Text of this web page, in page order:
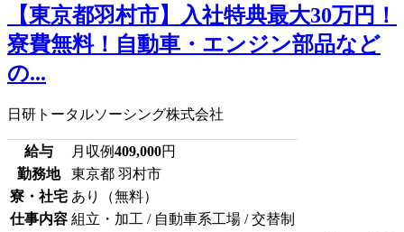
【東京都羽村市】入社特典最大30万円！
寮費無料！自動車・エンジン部品など
の...
日研トータルソーシング株式会社
給与 月収例409,000円
勤務地
東京都 羽村市
寮・社宅 あり（無料）
仕事内容 組立・加工 / 自動車系工場 / 交替制